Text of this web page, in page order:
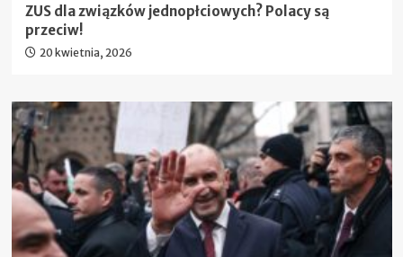
ZUS dla związków jednopłciowych? Polacy są
przeciw!
20 kwietnia, 2026